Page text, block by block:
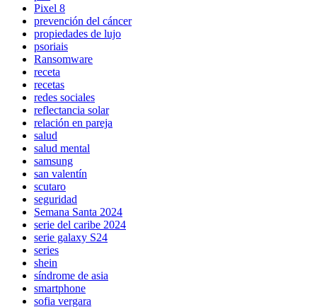
Pixel 8
prevención del cáncer
propiedades de lujo
psoriais
Ransomware
receta
recetas
redes sociales
reflectancia solar
relación en pareja
salud
salud mental
samsung
san valentín
scutaro
seguridad
Semana Santa 2024
serie del caribe 2024
serie galaxy S24
series
shein
síndrome de asia
smartphone
sofia vergara